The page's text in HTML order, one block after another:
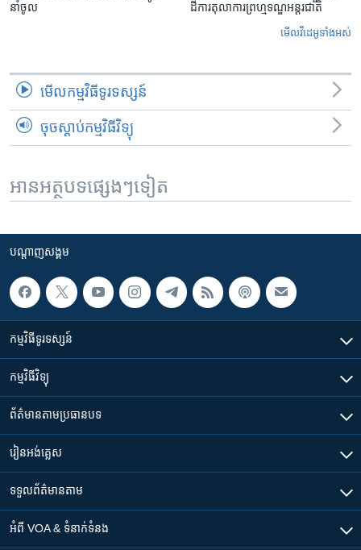
នាំចូល
ដីការ​តុលាការ​ព្រហ្មទណ្ឌ​អន្តរជាតិ
មើល​វីដេអូ​ទាំង​អស់
មើល​កម្មវិធី​ទូរទស្សន៍
ចុចស្តាប់កម្មវិធីវិទ្យុ
អានអត្ថបទផ្សេងៗទៀត
បណ្តាញ​សង្គម
កម្មវិធី​ទូរទស្សន៍
កម្មវិធី​វិទ្យុ
ព័ត៌មាន​តាមប្រធានបទ​
រៀន​​អង់គ្លេស
ទទួល​ព័ត៌មាន​តាម
អំពី​ VOA & ទំនាក់ទំនង